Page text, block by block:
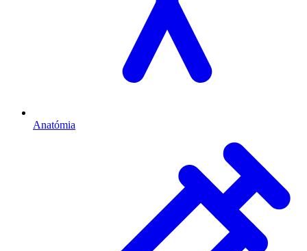
Anatómia